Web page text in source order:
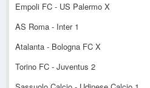
Empoli FC - US Palermo X
AS Roma - Inter 1
Atalanta - Bologna FC X
Torino FC - Juventus 2